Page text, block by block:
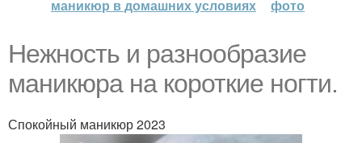
маникюр в домашних условиях
фото
Нежность и разнообразие
маникюра на короткие ногти.
Спокойный маникюр 2023